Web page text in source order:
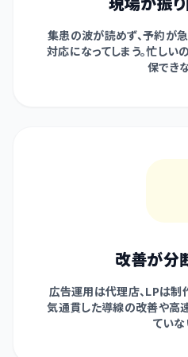
集患の波が読めず、予約が
対応になってしまう。忙し
保でき
改善が分
広告運用は代理店、LPは制
気通貫した導線の改善や高
ていな